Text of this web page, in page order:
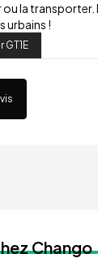
ou la transporter.
urbains !
Chango